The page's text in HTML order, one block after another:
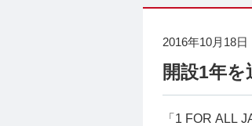
2016年10月18日
開設1年を
「1 FOR ALL